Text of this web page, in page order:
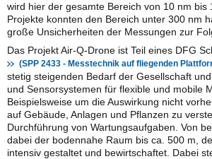
wird hier der gesamte Bereich von 10 nm bis
Projekte konnten den Bereich unter 300 nm
große Unsicherheiten der Messungen zur
Das Projekt Air-Q-Drone ist Teil eines DFG
(SPP 2433 - Messtechnik auf fliegenden
stetig steigenden Bedarf der Gesellschaft
und Sensorsystemen für flexible und mobile
Beispielsweise um die Auswirkung nicht
auf Gebäude, Anlagen und Pflanzen zu
Durchführung von Wartungsaufgaben. Von
dabei der bodennahe Raum bis ca. 500 m,
intensiv gestaltet und bewirtschaftet. Dabei